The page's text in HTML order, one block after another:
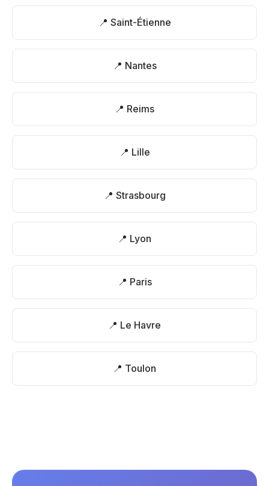
📍 Saint-Étienne
📍 Nantes
📍 Reims
📍 Lille
📍 Strasbourg
📍 Lyon
📍 Paris
📍 Le Havre
📍 Toulon